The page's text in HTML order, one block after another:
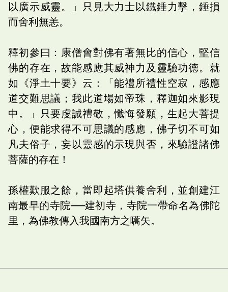
以廣示威靈。」只見大力士以鐵錘力擊，錘損
而舍利無恙。
釋初參曰：康僧會對佛有著無比的信心，堅信
佛的存在，故能感應其威神力及靈驗功德。就
如《淨土十要》云：「能禮所禮性空寂，感應
道交難思議；我此道場如帝珠，釋迦如來影現
中。」只要虔誠禮敬，懺悔發願，生起大菩提
心，便能求得不可思議的感應，佛子切不可如
凡夫俗子，妄以靈感的示現與否，來驗證諸佛
菩薩的存在！
孫權歎服之餘，當即起塔供養舍利，並創建江
南最早的寺院──建初寺，寺院一帶命名為佛陀
里，為佛教傳入我國南方之嚆矢。